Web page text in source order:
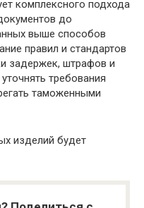
комплексного подхода
до
выше способов
правил и стандартов
задержек, штрафов и
требования
таможенными
изделий будет